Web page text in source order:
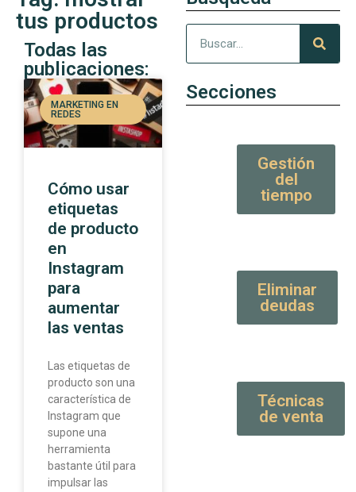
tus productos
Todas las
publicaciones:
MARKETING EN
REDES
Cómo usar
etiquetas
de producto
en
Instagram
para
aumentar
las ventas
Las etiquetas de
producto son una
característica de
Instagram que
supone una
herramienta
bastante útil para
impulsar las
Secciones
Gestión
del
tiempo
Eliminar
deudas
Técnicas
de venta